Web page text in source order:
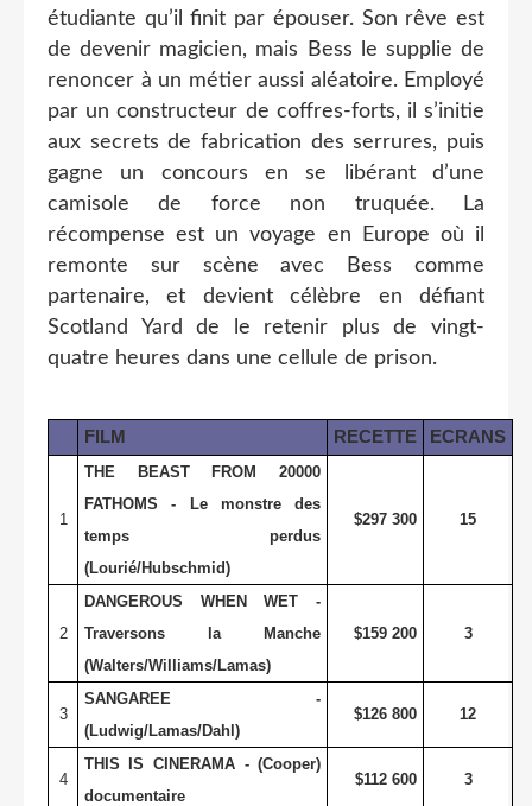
étudiante qu’il finit par épouser. Son rêve est
de devenir magicien, mais Bess le supplie de
renoncer à un métier aussi aléatoire. Employé
par un constructeur de coffres-forts, il s’initie
aux secrets de fabrication des serrures, puis
gagne un concours en se libérant d’une
camisole de force non truquée. La
récompense est un voyage en Europe où il
remonte sur scène avec Bess comme
partenaire, et devient célèbre en défiant
Scotland Yard de le retenir plus de vingt-
quatre heures dans une cellule de prison.
FILM RECETTE ECRANS
1
THE BEAST FROM 20000
FATHOMS - Le monstre des
temps perdus
(Lourié/Hubschmid)
$297 300 15
2
DANGEROUS WHEN WET -
Traversons la Manche
(Walters/Williams/Lamas)
$159 200 3
3
SANGAREE -
(Ludwig/Lamas/Dahl)
$126 800 12
4
THIS IS CINERAMA - (Cooper)
documentaire
$112 600 3